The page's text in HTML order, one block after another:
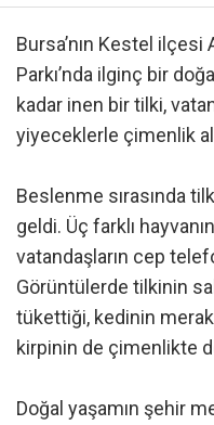
Bursa’nın Kestel
Parkı’nda ilginç bir
kadar inen bir tilki,
yiyeceklerle çimenlik
Beslenme sırasında
geldi. Üç farklı
vatandaşların cep
Görüntülerde tilkinin
tükettiği, kedinin
kirpinin de çimenlikte
Doğal yaşamın şehir